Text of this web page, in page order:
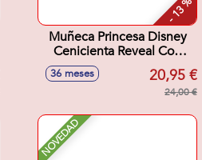
- 13 %
Muñeca Princesa Disney
Cenicienta Reveal Con
Accesorios
Sorpresa.32x18x6 cm
36 meses 20,95 €
24,00 €
NOVEDAD